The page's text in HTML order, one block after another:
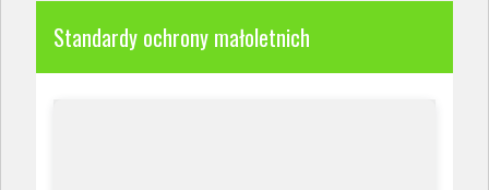
Standardy ochrony małoletnich